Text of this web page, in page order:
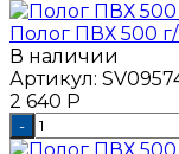
Полог ПВХ 500
В наличии
Артикул:
2 640 Р
-